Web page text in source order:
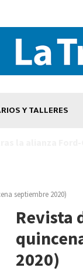
Y TALLERES
septiembre 2020)
Revista
2020)